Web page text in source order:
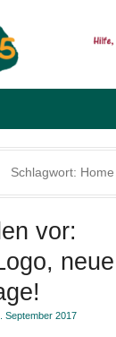
Schlagwort: Home
vor:
neue
September 2017